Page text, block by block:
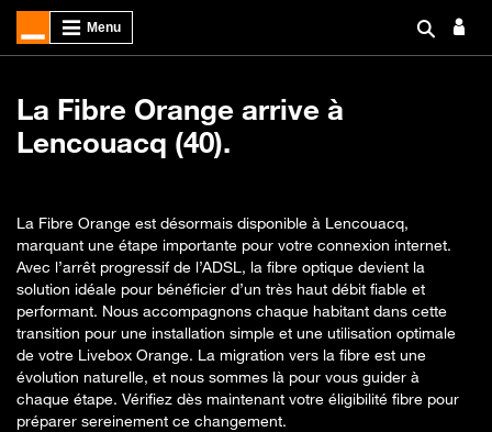
La Fibre Orange arrive à
Lencouacq (40).
La Fibre Orange est désormais disponible à Lencouacq,
marquant une étape importante pour votre connexion internet.
Avec l’arrêt progressif de l’ADSL, la fibre optique devient la
solution idéale pour bénéficier d’un très haut débit fiable et
performant. Nous accompagnons chaque habitant dans cette
transition pour une installation simple et une utilisation optimale
de votre Livebox Orange. La migration vers la fibre est une
évolution naturelle, et nous sommes là pour vous guider à
chaque étape. Vérifiez dès maintenant votre éligibilité fibre pour
préparer sereinement ce changement.